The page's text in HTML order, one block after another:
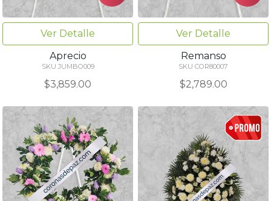
Ver Detalle
Aprecio
SKU JUMBO009
$3,859.00
Ver Detalle
Remanso
SKU COR80007
$2,789.00